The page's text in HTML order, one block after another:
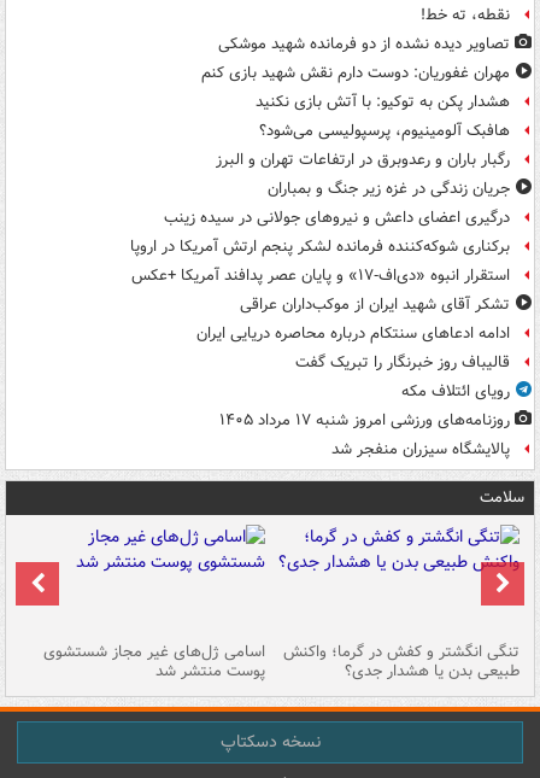
نقطه، ته خط!
تصاویر دیده‌ نشده از دو فرمانده شهید موشکی
مهران غفوریان: دوست دارم نقش شهید بازی کنم
هشدار پکن به توکیو: با آتش بازی نکنید
هافبک آلومینیوم، پرسپولیسی می‌شود؟
رگبار باران و رعدوبرق در ارتفاعات تهران و البرز
جریان زندگی در غزه زیر جنگ و بمباران
درگیری اعضای داعش و نیروهای جولانی در سیده زینب
برکناری شوکه‌کننده فرمانده لشکر پنجم ارتش آمریکا در اروپا
استقرار انبوه «دی‌اف‑۱۷» و پایان عصر پدافند آمریکا +عکس
تشکر آقای شهید ایران از موکب‌داران عراقی
ادامه ادعاهای سنتکام درباره محاصره دریایی ایران
قالیباف روز خبرنگار را تبریک گفت
رویای ائتلاف مکه
روزنامه‌های ورزشی امروز ‌شنبه ۱۷ مرداد ۱۴۰۵
پالایشگاه سیزران منفجر شد
سلامت
تنگی انگشتر و کفش در گرما؛ واکنش
طبیعی بدن یا هشدار جدی؟
اسامی ژل‌های غیر مجاز شستشوی
پوست منتشر شد
نسخه دسکتاپ